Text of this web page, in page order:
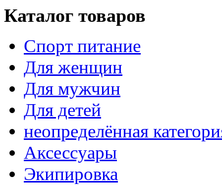
Каталог товаров
Спорт питание
Для женщин
Для мужчин
Для детей
неопределённая
Аксессуары
Экипировка